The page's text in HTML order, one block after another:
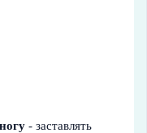
- заставлять